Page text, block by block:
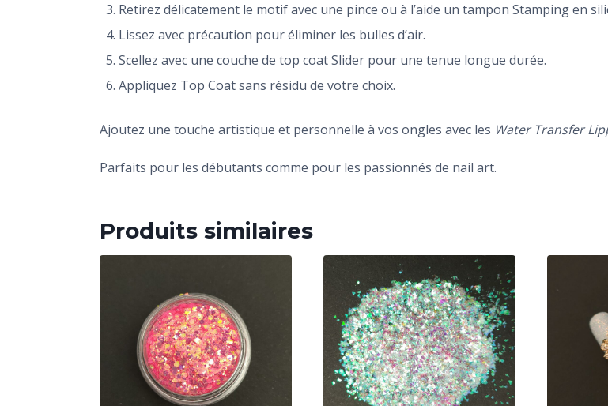
Retirez délicatement le motif avec une pince ou à l’aide un tampon Stamping en
Lissez avec précaution pour éliminer les bulles d’air.
Scellez avec une couche de top coat Slider pour une tenue longue durée.
Appliquez Top Coat sans résidu de votre choix.
Ajoutez une touche artistique et personnelle à vos ongles avec les Water Transfer
Parfaits pour les débutants comme pour les passionnés de nail art.
Produits similaires